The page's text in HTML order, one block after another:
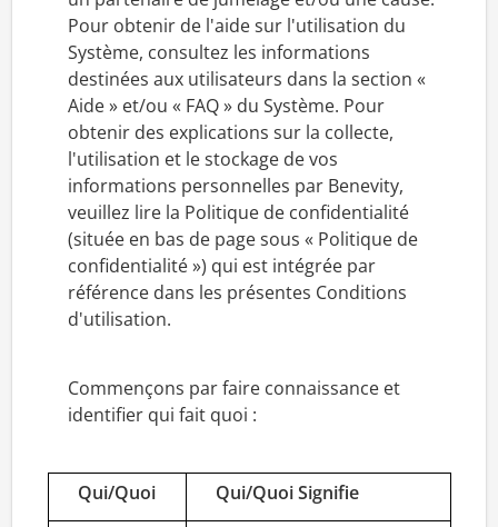
Pour obtenir de l'aide sur l'utilisation du
Système, consultez les informations
destinées aux utilisateurs dans la section «
Aide » et/ou « FAQ » du Système. Pour
obtenir des explications sur la collecte,
l'utilisation et le stockage de vos
informations personnelles par Benevity,
veuillez lire la Politique de confidentialité
(située en bas de page sous « Politique de
confidentialité ») qui est intégrée par
référence dans les présentes Conditions
d'utilisation.
Commençons par faire connaissance et
identifier qui fait quoi :
Qui/Quoi
Qui/Quoi Signifie